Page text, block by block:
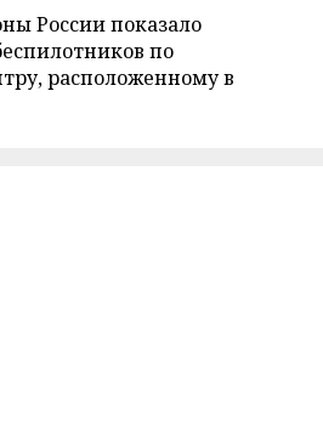
России показало
по
расположенному в